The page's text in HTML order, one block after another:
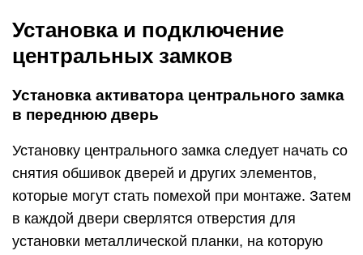
Установка и подключение
центральных замков
Установка активатора центрального замка
в переднюю дверь
Установку центрального замка следует начать со
снятия обшивок дверей и других элементов,
которые могут стать помехой при монтаже. Затем
в каждой двери сверлятся отверстия для
установки металлической планки, на которую